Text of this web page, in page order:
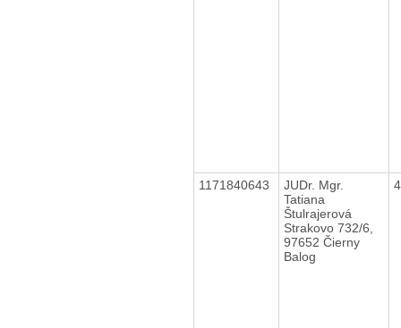
1171840643
JUDr. Mgr.
Tatiana
Štulrajerová
Strakovo 732/6,
97652 Čierny
Balog